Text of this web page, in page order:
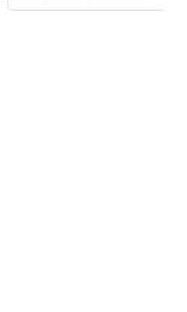
ratings.NaN